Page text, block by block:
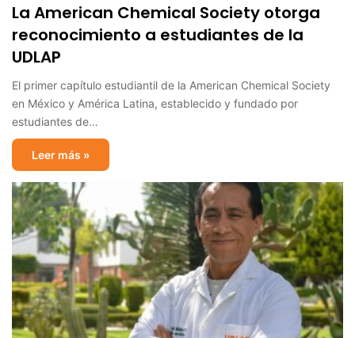
La American Chemical Society otorga
reconocimiento a estudiantes de la
UDLAP
El primer capítulo estudiantil de la American Chemical Society
en México y América Latina, establecido y fundado por
estudiantes de…
Leer más »